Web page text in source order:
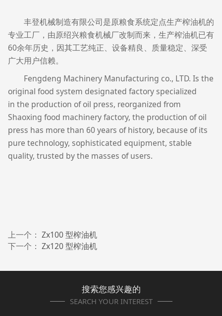
丰登机械制造有限公司是原粮食系统定点生产榨油机的
专业工厂，由原绍兴粮食机械厂改制而来，生产榨油机已有
60余年历史，因其工艺纯正、设备精良、质量稳定、深受
广大用户信赖。
Fengdeng Machinery Manufacturing co., LTD. Is the
original food system designated factory specialized
in the production of oil press, reorganized from
Shaoxing food machinery factory, the production of oil
press has more than 60 years of history, because of its
pure technology, sophisticated equipment, stable
quality, trusted by the masses of users.
上一个： Zx100 型榨油机
下一个： Zx120 型榨油机
搜索您感兴趣的
SEARCH YOUR INTEREST